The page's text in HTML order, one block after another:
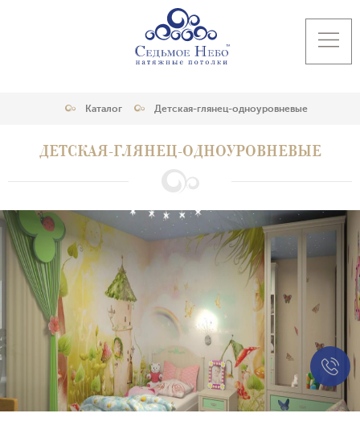
Каталог Детская-глянец-одноуровневые
ДЕТСКАЯ-ГЛЯНЕЦ-ОДНОУРОВНЕВЫЕ